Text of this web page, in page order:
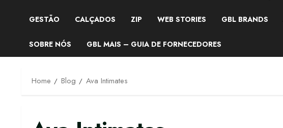
GESTÃO CALÇADOS ZIP WEB STORIES GBL BRANDS
SOBRE NÓS GBL MAIS – GUIA DE FORNECEDORES
Home Blog Ava Intimates